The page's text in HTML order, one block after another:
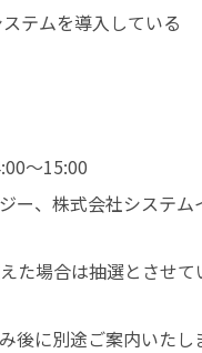
テムを導入している
～15:00
ー、株式会社システム
合は抽選とさせてい
別途ご案内いたしま